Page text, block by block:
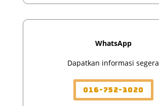
WhatsApp
Dapatkan informasi segera
016-752-3020